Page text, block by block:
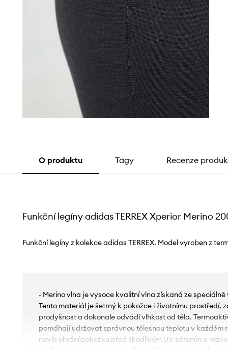
O produktu Tagy Recenze
Funkční legíny adidas TERREX Xperior Merino
Funkční legíny z kolekce adidas TERREX. Model vyroben z
- Merino vlna je vysoce kvalitní vlna získaná ze
Tento materiál je šetrný k pokožce i životnímu prostředí,
prodyšnost a dokonale odvádí vlhkost od těla.
pomáhají udržovat správnou tělesnou teplotu v každém
navíc chrání pokožku před škodlivým UV zářením a